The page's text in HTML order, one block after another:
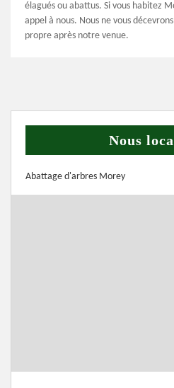
élagués ou abattus. Si vous habitez
appel à nous. Nous ne vous
propre après notre venue.
Nous
Abattage d'arbres Morey